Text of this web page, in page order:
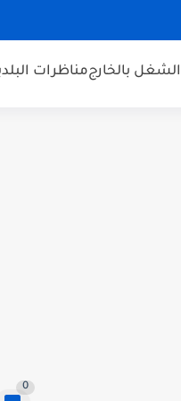
الشغل بالخارجمناظرات
0